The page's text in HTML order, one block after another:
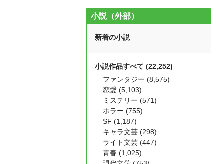
小説（外部）
新着の小説
小説作品すべて (22,252)
ファンタジー (8,575)
恋愛 (5,103)
ミステリー (571)
ホラー (755)
SF (1,187)
キャラ文芸 (298)
ライト文芸 (447)
青春 (1,025)